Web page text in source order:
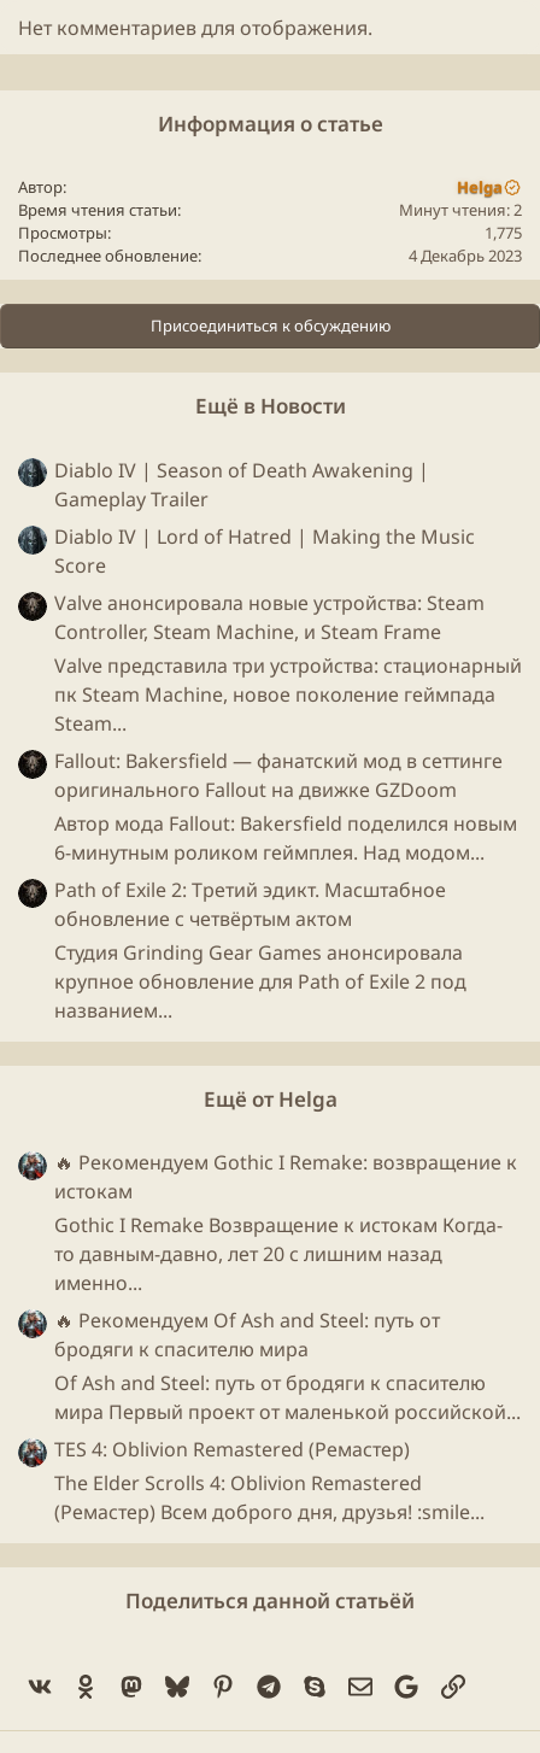
забытых и потерянных тайн из прошлого.
И сейчас судьба этого мира в наших руках.
Для просмотра этого контента нам потребуется ваше
странице файлов cookie
Принимать сторонние файлы Cookie
Нет комментариев для отображения.
Информация о статье
Автор
Helga
Время чтения статьи
Минут чтения: 2
Просмотры
1,775
Последнее обновление
4 Декабрь 2023
Присоединиться к обсуждению
Ещё в Новости
Diablo IV | Season of Death Awakening |
Gameplay Trailer
Diablo IV | Lord of Hatred | Making the Music
Score
Valve анонсировала новые устройства: Steam
Controller, Steam Machine, и Steam Frame
Valve представила три устройства: стационарный
пк Steam Machine, новое поколение геймпада
Steam...
Fallout: Bakersfield — фанатский мод в сеттинге
оригинального Fallout на движке GZDoom
Автор мода Fallout: Bakersfield поделился новым
6-минутным роликом геймплея. Над модом...
Path of Exile 2: Третий эдикт. Масштабное
обновление с четвёртым актом
Студия Grinding Gear Games анонсировала
крупное обновление для Path of Exile 2 под
названием...
Ещё от Helga
🔥 Рекомендуем Gothic I Remake: возвращение к
истокам
Gothic I Remake Возвращение к истокам Когда-
то давным-давно, лет 20 с лишним назад
именно...
🔥 Рекомендуем Of Ash and Steel: путь от
бродяги к спасителю мира
Of Ash and Steel: путь от бродяги к спасителю
мира Первый проект от маленькой российской...
TES 4: Oblivion Remastered (Ремастер)
The Elder Scrolls 4: Oblivion Remastered
(Ремастер) Всем доброго дня, друзья! :smile...
Поделиться данной статьёй
Vk Ok Mastodon
BlueskyPinterestTelegram
SkypeЭлектронная
GoogleСсылка